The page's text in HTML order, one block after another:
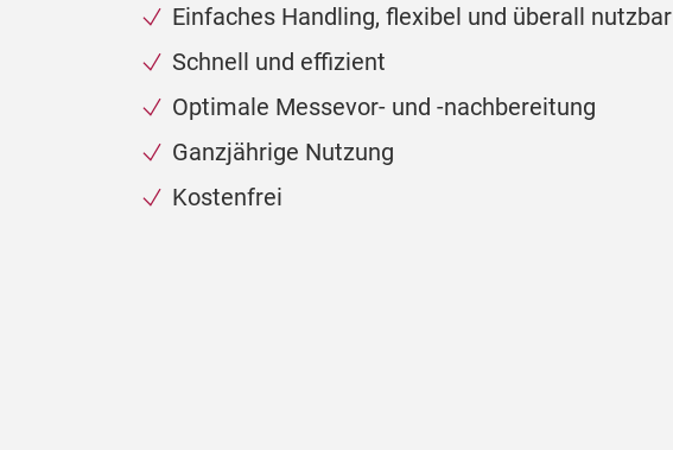
Einfaches Handling, flexibel und überall nutzbar
Schnell und effizient
Optimale Messevor- und -nachbereitung
Ganzjährige Nutzung
Kostenfrei